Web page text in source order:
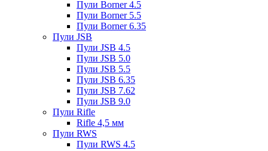
Пули Borner 4.5
Пули Borner 5.5
Пули Borner 6.35
Пули JSB
Пули JSB 4.5
Пули JSB 5.0
Пули JSB 5.5
Пули JSB 6.35
Пули JSB 7.62
Пули JSB 9.0
Пули Rifle
Rifle 4,5 мм
Пули RWS
Пули RWS 4.5